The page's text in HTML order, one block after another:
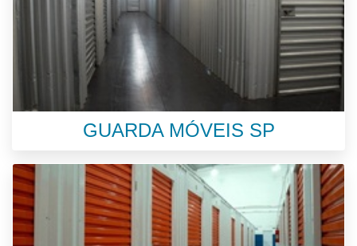
GUARDA MÓVEIS SP